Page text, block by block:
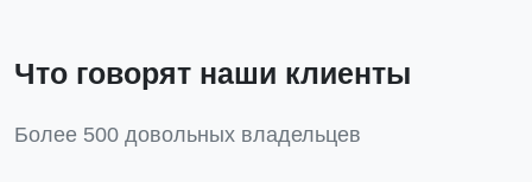
Что говорят наши клиенты
Более 500 довольных владельцев